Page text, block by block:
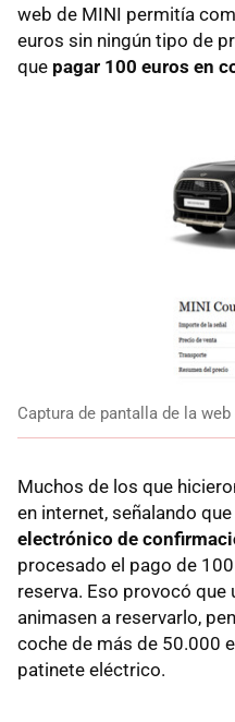
web de MINI permitía
euros sin ningún tipo de
que pagar 100 euros en
Captura de pantalla de la
Muchos de los que
en internet, señalando
electrónico de
procesado el pago de
reserva. Eso provocó
animasen a reservarlo,
coche de más de 50.000
patinete eléctrico.